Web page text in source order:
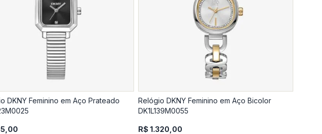
DKNY Feminino em Aço Prateado
Relógio DKNY Feminino em Aço Bicolor
DK1L139M0055
R$ 1.320,00